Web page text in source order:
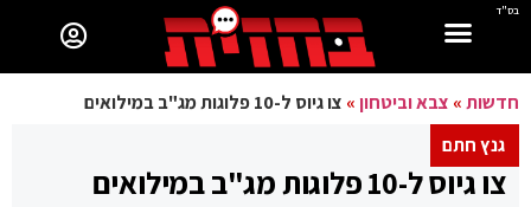
בס"ד
חדשות» צבא וביטחון» צו גיוס ל-10 פלוגות מג"ב במילואים
גנץ חתם
צו גיוס ל-10 פלוגות מג"ב במילואים